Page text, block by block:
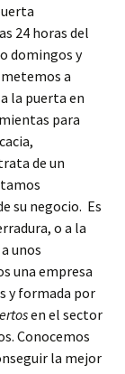
24 horas del
domingos y
a
la puerta en
para
de un
su negocio. Es
o a la
unos
una empresa
y formada por
en el sector
Conocemos
la mejor